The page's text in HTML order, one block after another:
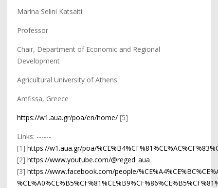
Marina Selini Katsaiti
Professor
Chair, Department of Economic and Regional
Development
Agricultural University of Athens
Amfissa, Greece
https://w1.aua.gr/poa/en/home/ [5]
Links: ------
[1] https://w1.aua.gr/poa/
[2] https://www.youtube.com/@reged_aua
[3] https://www.facebook.com/people/